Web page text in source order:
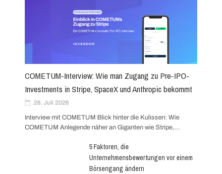
COMETUM-Interview: Wie man Zugang zu Pre-IPO-
Investments in Stripe, SpaceX und Anthropic bekommt
28. Juli 2026
Interview mit COMETUM Blick hinter die Kulissen: Wie
COMETUM Anlegende näher an Giganten wie Stripe,…
5 Faktoren, die
Unternehmensbewertungen vor einem
Börsengang ändern